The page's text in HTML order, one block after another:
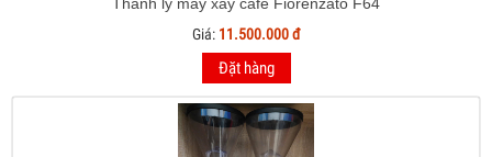
Giá: 11.500.000 đ
Đặt hàng